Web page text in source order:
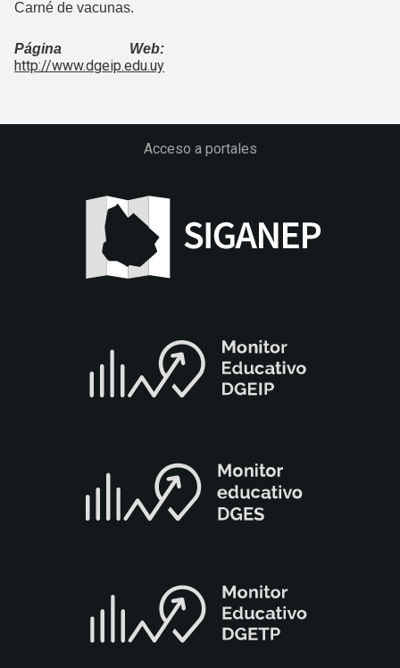
Carné de vacunas.
Página Web:
http://www.dgeip.edu.uy
Acceso a portales